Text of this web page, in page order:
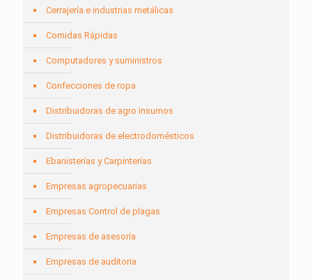
Cerrajería e industrias metálicas
Comidas Rápidas
Computadores y suministros
Confecciones de ropa
Distribuidoras de agro insumos
Distribuidoras de electrodomésticos
Ebanisterías y Carpinterías
Empresas agropecuarias
Empresas Control de plagas
Empresas de asesoría
Empresas de auditoria